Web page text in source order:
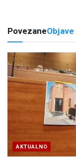
PovezaneObjave
AKTUALNO